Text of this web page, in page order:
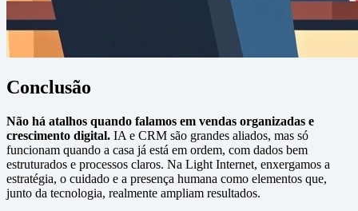
Conclusão
Não há atalhos quando falamos em vendas organizadas e
crescimento digital. IA e CRM são grandes aliados, mas só
funcionam quando a casa já está em ordem, com dados bem
estruturados e processos claros. Na Light Internet, enxergamos a
estratégia, o cuidado e a presença humana como elementos que,
junto da tecnologia, realmente ampliam resultados.